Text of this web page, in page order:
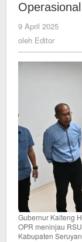
9 April 2025
oleh Editor
Gubernur Kalteng
OPR meninjau
Kabupaten